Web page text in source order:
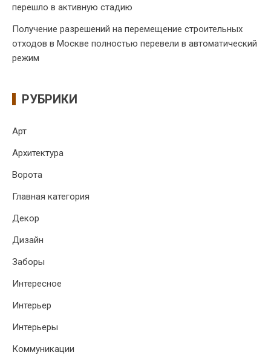
перешло в активную стадию
Получение разрешений на перемещение строительных
отходов в Москве полностью перевели в автоматический
режим
РУБРИКИ
Арт
Архитектура
Ворота
Главная категория
Декор
Дизайн
Заборы
Интересное
Интерьер
Интерьеры
Коммуникации